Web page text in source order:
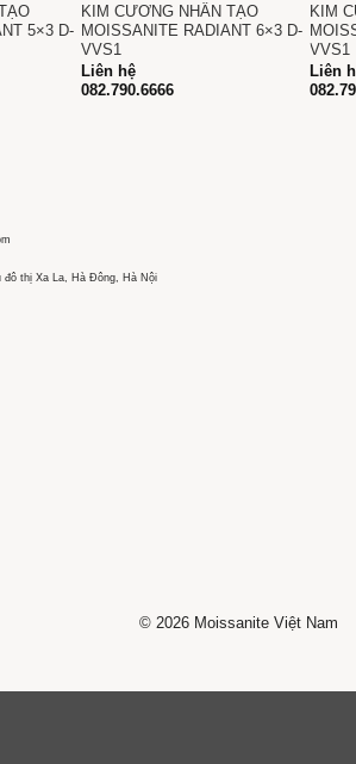
5×3 D-
KIM CƯƠNG NHÂN TẠO
MOISSANITE RADIANT 6×3 D-
VVS1
Liên hệ
082.790.6666
KIM
VVS1
Liên
đô thị Xa La, Hà Đông, Hà Nội
© 2026 Moissanite Việt Nam